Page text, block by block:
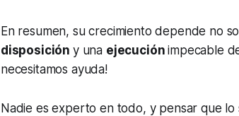
En resumen, su crecimiento depende no
disposición y una ejecuciónimpecable
necesitamos ayuda!
Nadie es experto en todo, y pensar que